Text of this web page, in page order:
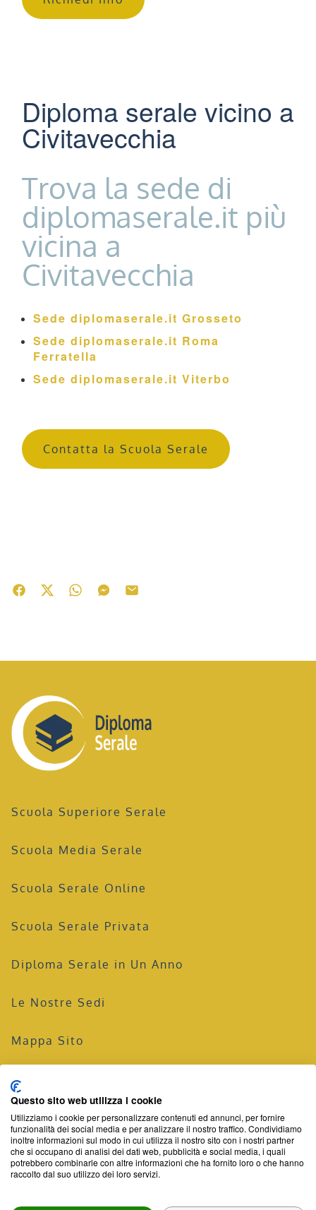
Diploma serale vicino a
Civitavecchia
Trova la sede di
diplomaserale.it più
vicina a
Civitavecchia
Sede diplomaserale.it Grosseto
Sede diplomaserale.it Roma
Ferratella
Sede diplomaserale.it Viterbo
Contatta la Scuola Serale
Scuola Superiore Serale
Scuola Media Serale
Scuola Serale Online
Scuola Serale Privata
Diploma Serale in Un Anno
Le Nostre Sedi
Mappa Sito
Privacy Policy
©Powered byArea MediaWeb2026 P.Iva02565690167
Questo sito web utilizza i cookie
Utilizziamo i cookie per personalizzare contenuti ed annunci, per fornire
funzionalità dei social media e per analizzare il nostro traffico. Condividiamo
inoltre informazioni sul modo in cui utilizza il nostro sito con i nostri partner
che si occupano di analisi dei dati web, pubblicità e social media, i quali
potrebbero combinarle con altre informazioni che ha fornito loro o che hanno
raccolto dal suo utilizzo dei loro servizi.